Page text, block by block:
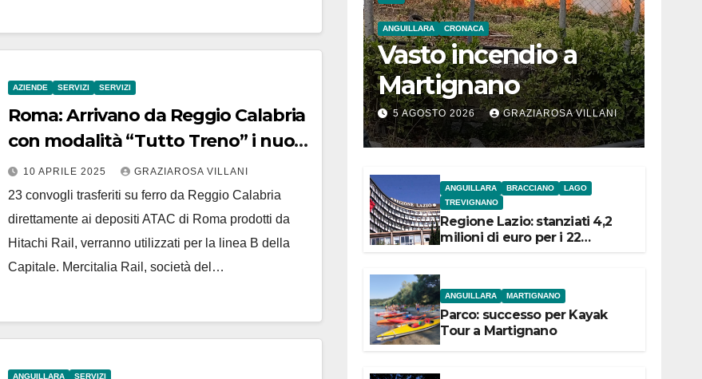
AZIENDE SERVIZI SERVIZI
Roma: Arrivano da Reggio Calabria
con modalità “Tutto Treno” i nuovi
convogli Metro B
10 APRILE 2025 GRAZIAROSA VILLANI
23 convogli trasferiti su ferro da Reggio Calabria
direttamente ai depositi ATAC di Roma prodotti da
Hitachi Rail, verranno utilizzati per la linea B della
Capitale. Mercitalia Rail, società del…
ANGUILLARA SERVIZI
ANGUILLARA CRONACA
Vasto incendio a
Martignano
5 AGOSTO 2026 GRAZIAROSA VILLANI
ANGUILLARA BRACCIANO
LAGO
TREVIGNANO
Regione Lazio: stanziati 4,2
milioni di euro per i 22
ANGUILLARA MARTIGNANO
Parco: successo per Kayak
Tour a Martignano